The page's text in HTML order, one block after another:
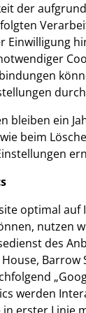
der
Einwilligung
bleiben ein
beim
optimal auf
nutzen
des
Barrow
werden